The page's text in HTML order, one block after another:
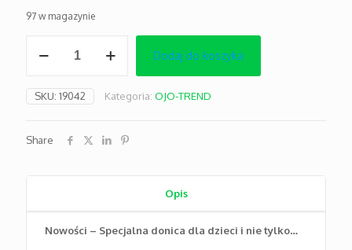
97 w magazynie
OJO
Zielony
Dodaj do koszyka
SKU: 19042 Kategoria: OJO-TREND
Share
Opis
Nowości – Specjalna donica dla dzieci i nie tylko…